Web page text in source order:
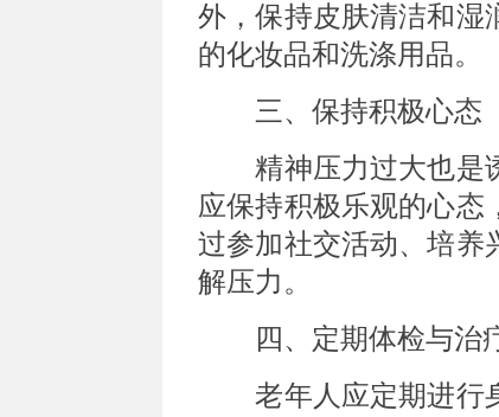
外，保持皮肤清洁和湿
的化妆品和洗涤用品。
三、保持积极心态
精神压力过大也是诱
应保持积极乐观的心态
过参加社交活动、培养
解压力。
四、定期体检与治
老年人应定期进行